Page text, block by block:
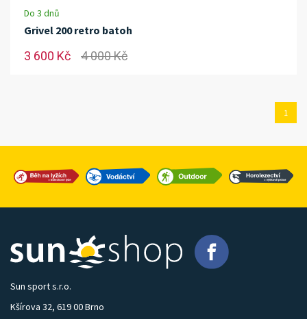
Do 3 dnů
Grivel 200 retro batoh
3 600 Kč 4 000 Kč
1
Sun sport s.r.o.
Kšírova 32, 619 00 Brno